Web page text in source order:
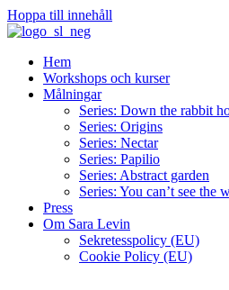
Hoppa till innehåll
Hem
Workshops och kurser
Målningar
Series: Down the rabbit
Series: Origins
Series: Nectar
Series: Papilio
Series: Abstract garden
Series: You can’t see the
Press
Om Sara Levin
Sekretesspolicy (EU)
Cookie Policy (EU)